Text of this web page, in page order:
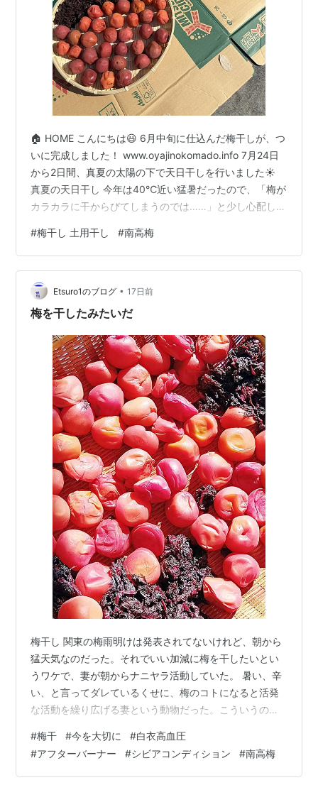
🏠 HOME こんにちは😃 6月中旬に仕込んだ梅干しが、つ
いに完成しました！ www.oyajinokomado.info 7月24日
から2日間、真夏の太陽の下で天日干しを行いました☀️
真夏の天日干し 今年は40℃近い猛暑だったので、「梅が
カラカラに干からびてしまうのでは……」と少し心配して
程よく水分が抜け、ふっくらとした仕上がりになりまし
た✨ 1番左が開始時、中央が夕方、右が2日目の夕方 さっ
そく一粒味見をしてみると、食感はとろっと柔らかく、
とても美味しい仕上がりでした。 梅酢に戻し、シソは砕
きました もちろん、昔ながらの梅干しなので、…
#梅干し 土用干し #南高梅
Etsuro1のブログ • 17日前
梅を干したみたいだ
梅干し 関東の梅雨明けは発表されてないけれど、朝から
猛天気なのだった。それでいい加減に梅を干したいとい
うワケで、妻が朝からナニヤラ活動していた。 暑い、辛
い、と言ってダレているくせに、梅のコトになると活発
な活動を繰り広げる妻という動物だった。こういうの
うのだった。 義父は呑みつまみを作るのにマメだった。
ナニガシカを買ってきては「チョット天日干しすると美
味いんだ！」とか言って、物干し竿にぶら下げるネット
#梅干 #今を大切に #白衣高血圧
#アフターバーナー #シビアコンディション #南高梅